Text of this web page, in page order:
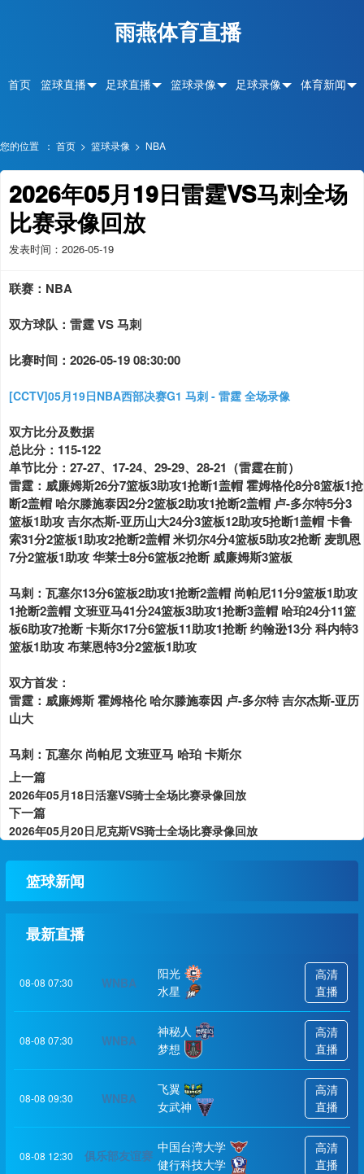
雨燕体育直播
首页 篮球直播 足球直播 篮球录像 足球录像 体育新闻
您的位置 ： 首页 > 篮球录像 > NBA
2026年05月19日雷霆VS马刺全场
比赛录像回放
发表时间：2026-05-19
联赛： NBA
双方球队： 雷霆 VS 马刺
比赛时间： 2026-05-19 08:30:00
[CCTV]05月19日NBA西部决赛G1 马刺 - 雷霆 全场录像
双方比分及数据
总比分：115-122
单节比分：27-27、17-24、29-29、28-21（雷霆在前）
雷霆：威廉姆斯26分7篮板3助攻1抢断1盖帽 霍姆格伦8分8篮板1抢
断2盖帽 哈尔滕施泰因2分2篮板2助攻1抢断2盖帽 卢-多尔特5分3
篮板1助攻 吉尔杰斯-亚历山大24分3篮板12助攻5抢断1盖帽 卡鲁
索31分2篮板1助攻2抢断2盖帽 米切尔4分4篮板5助攻2抢断 麦凯恩
7分2篮板1助攻 华莱士8分6篮板2抢断 威廉姆斯3篮板
马刺：瓦塞尔13分6篮板2助攻1抢断2盖帽 尚帕尼11分9篮板1助攻
1抢断2盖帽 文班亚马41分24篮板3助攻1抢断3盖帽 哈珀24分11篮
板6助攻7抢断 卡斯尔17分6篮板11助攻1抢断 约翰逊13分 科内特3
篮板1助攻 布莱恩特3分2篮板1助攻
双方首发：
雷霆：威廉姆斯 霍姆格伦 哈尔滕施泰因 卢-多尔特 吉尔杰斯-亚历
山大
马刺：瓦塞尔 尚帕尼 文班亚马 哈珀 卡斯尔
上一篇
2026年05月18日活塞VS骑士全场比赛录像回放
下一篇
2026年05月20日尼克斯VS骑士全场比赛录像回放
篮球新闻
最新直播
08-08 07:30 WNBA
阳光
水星
高清
直播
08-08 07:30 WNBA
神秘人
梦想
高清
直播
08-08 09:30 WNBA
飞翼
女武神
高清
直播
08-08 12:30 俱乐部友谊赛
中国台湾大学
健行科技大学
高清
直播